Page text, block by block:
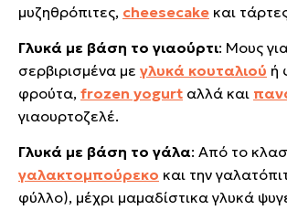
μυζηθρόπιτες, cheesecake και
Γλυκά με βάση το γιαούρτι: Μους
σερβιρισμένα με γλυκά κουταλιού ή
φρούτα, frozen yogurt αλλά και
γιαουρτοζελέ.
Γλυκά με βάση το γάλα: Από το
γαλακτομπούρεκο και την
φύλλο), μέχρι μαμαδίστικα γλυκά